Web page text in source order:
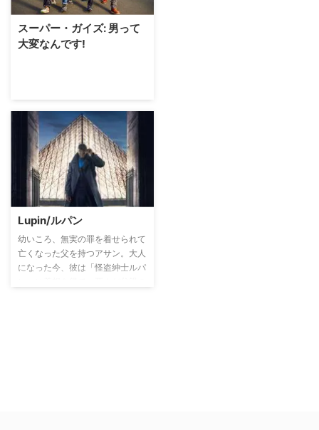
スーパー・ガイズ: 男って
大変なんです!
Lupin/ルパン
幼いころ、無実の罪を着せられて
亡くなった父を持つアサン。大人
になった今、彼は「怪盗紳士ルパ